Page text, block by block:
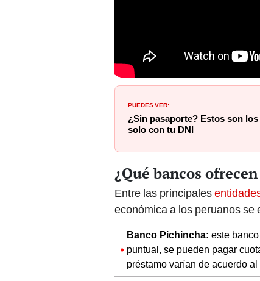
PUEDES VER:
¿Sin pasaporte? Estos son
solo con tu DNI
¿Qué bancos
Entre las principales
económica a los peruanos se
Banco Pichincha: este
puntual, se pueden pagar
préstamo varían de acuerdo